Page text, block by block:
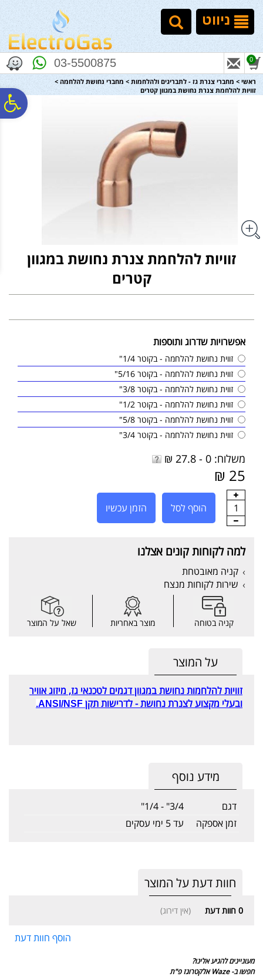
נגישות
אתר
המרכזי
ניווט
03-5500875 0
ראשי > מחברי צנרת גז - לתבריגים ולהלחמות > מחברי נחושת להלחמה >
זוויות להלחמת צנרת נחושת במגוון קטרים
זוויות להלחמת צנרת נחושת במגוון
קטרים
אפשרויות שדרוג ותוספות
זווית נחושת להלחמה - בקוטר 1/4"
זווית נחושת להלחמה - בקוטר 5/16"
זווית נחושת להלחמה - בקוטר 3/8"
זווית נחושת להלחמה - בקוטר 1/2"
זווית נחושת להלחמה - בקוטר 5/8"
זווית נחושת להלחמה - בקוטר 3/4"
משלוח: 0 - 27.8 ₪
25 ₪
1 הוסף לסל הזמן עכשיו
למה לקוחות קונים אצלנו
קניה מאובטחת
שירות לקוחות מנצח
קניה בטוחה מוצר באחריות שאל על המוצר
על המוצר
זוויות להלחמות נחושת במגוון דגמים לטכנאי גז, מיזוג אוויר
ובעלי מקצועלצנרת נחושת - לדרישותתקן ANSI/NSF.
מידע נוסף
דגם
3/4" - 1/4"
זמן אספקה
עד 5 ימי עסקים
חוות דעת על המוצר
0 חוות דעת (אין דירוג)
הוסף חוות דעת
מעוניינים להגיע אלינו?
חפשו ב- Waze אלקטרוגז פ"ת